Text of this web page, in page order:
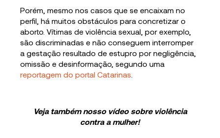
Porém, mesmo nos casos que se encaixam no
perfil, há muitos obstáculos para concretizar o
aborto. Vítimas de violência sexual, por exemplo,
são discriminadas e não conseguem interromper
a gestação resultado de estupro por negligência,
omissão e desinformação, segundo uma
reportagem do portal Catarinas
Veja também nosso vídeo sobre violência
contra a mulher!